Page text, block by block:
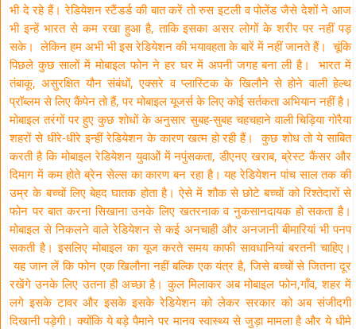
भी दे रहे हैं। रेडियेशन स्टैंडर्ड की बात करें तो रुस इटली व पोलेंड जैसे देशों ने आज
भी इन्हें भारत से कम रखा हुआ है, ताकि इसका असर लोगों के शरीर पर नहीं पड़
सके। लेकिन हम अभी भी इस रेडियेशन की भयावहता के बारें में नहीं जानते हैं। चूंकि
पिछले कुछ सालों में मोबाइल फोन ने हर घर में अपनी जगह बना ली है। भारत में
तंबाकू, असुरक्षित यौन संबंधों, एक्सरे व प्लास्टिक के खिलौने से होने वाली हेल्थ
प्रॉब्लम से लिए कैंपेन तो हैं, पर मोबाइल यूजर्स के लिए कोई सर्तकता अभियान नहीं है।
मोबाइल तरंगों पर हुए कुछ शोधों के अनुसार सुबह-सुबह चहचहाने वाली चिड़िया गोरैया
शहरों से धीरे-धीरे इन्हीं रेडियेशन के कारण खत्म हो रही हैं। कुछ शोध तो ये साबित
करती है कि मोबाइल रेडियेशन युवाओं में नपुंसकता, डीएनए खराब, ब्रेस्ट कैंसर और
दिमाग में कम होते ब्रेन सेल्स का कारण बन रहा है। यह रेडियेशन पांच साल तक की
उम्र के बच्चों लिए बेहद घातक होता है। ऐसे में शौक से छोटे बच्चों को रिश्तेदारों से
फोन पर बात करना सिखाना उनके लिए खतरनाक व नुकसानदायक हो सकता है।
मोबाइल से निकलने वाले रेडियेशन से कई अनचाही और अनजानी बीमारियां भी पनप
सकती है। इसलिए मोबाइल का यूज करते समय काफी सावधानियां बरतनी चाहिए।
यह जान लें कि फोन एक खिलौना नहीं बल्कि एक यंत्र है, जिसे बच्चों से जितना दूर
रखेंगे उनके लिए उतना ही अच्छा है। कुल मिलाकर अब मोबाइल फोन,गाँव, शहर में
लगे इसके टावर और इसके इसके रेडियेशन को लेकर सरकार को अब संजीदगी
दिखानी पड़ेगी। क्योंकि ये बड़े पैमाने पर मानव स्वास्थ्य से जुड़ा मामला है और ये धीमे